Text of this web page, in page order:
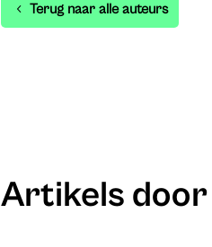
Terug naar alle auteurs
Artikels door